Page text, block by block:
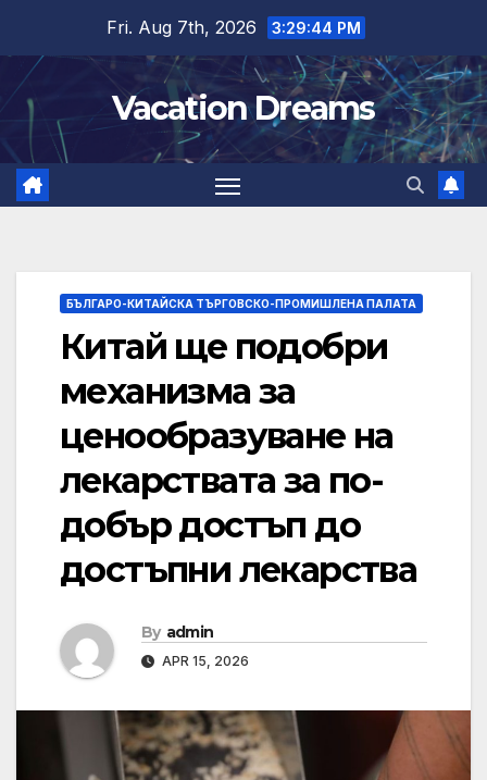
content
Fri. Aug 7th, 2026 3:29:45 PM
Vacation Dreams
БЪЛГАРО-КИТАЙСКА ТЪРГОВСКО-ПРОМИШЛЕНА ПАЛАТА
Китай ще подобри
механизма за
ценообразуване на
лекарствата за по-
добър достъп до
достъпни лекарства
By admin
APR 15, 2026